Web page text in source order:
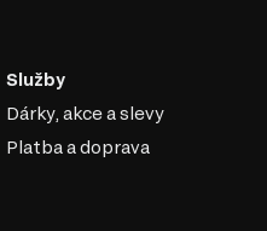
Služby
Dárky, akce a slevy
Platba a doprava